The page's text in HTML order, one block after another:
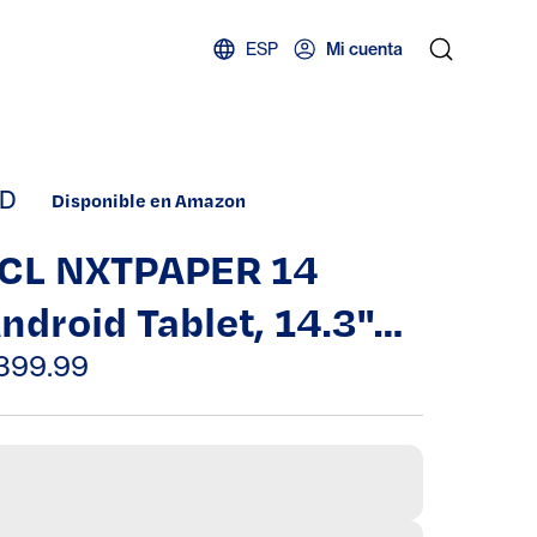
ESP Mi cuenta
D Disponible en Amazon
NXTPAPER 14
Tablet, 14.3"
Drawing Pad &
Notebook,